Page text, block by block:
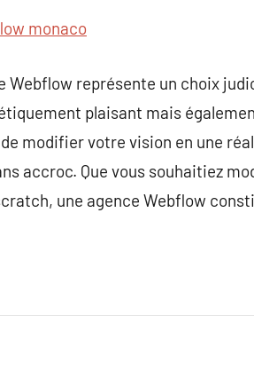
monaco
Webflow représente un choix
plaisant mais
modifier votre vision en une
accroc. Que vous souhaitiez
une agence Webflow